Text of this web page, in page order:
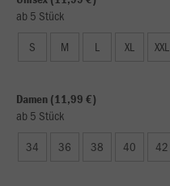
ab 5 Stück
S
M L XL XXL
Damen (11,99 €)
ab 5 Stück
34
36 38 40 42